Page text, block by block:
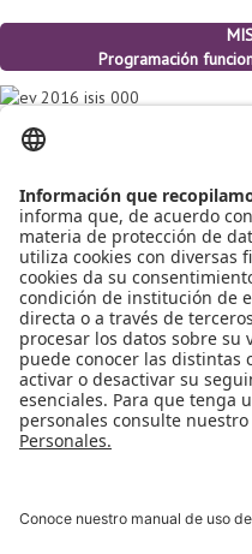
Programación
Profesores:Wolfgang De
Unisersiteit Brussel
Nicolas Cardozo, Universidad de
Cupos:
MISO: 15 Otros: 15
Válido por:
MISO:Curso de profundización.
Visitar la página del curso